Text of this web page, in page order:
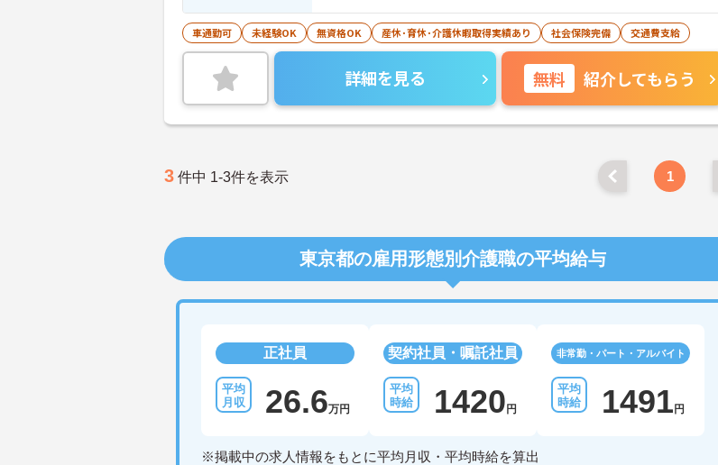
車通勤可 未経験OK 無資格OK 産休･育休･介護休暇取得実績あり 社会保険完備 交通費支給
詳細を見る 無料 紹介してもらう
3 件中 1-3件を表示 1
東京都の雇用形態別介護職の平均給与
正社員
26.6万円
契約社員・嘱託社員
1420円
非常勤・パート・アルバイト
1491円
※掲載中の求人情報をもとに平均月収・平均時給を算出